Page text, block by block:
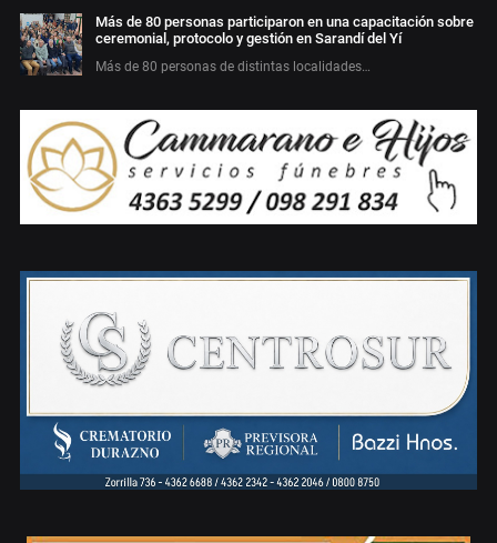
Más de 80 personas participaron en una capacitación sobre
ceremonial, protocolo y gestión en Sarandí del Yí
Más de 80 personas de distintas localidades…